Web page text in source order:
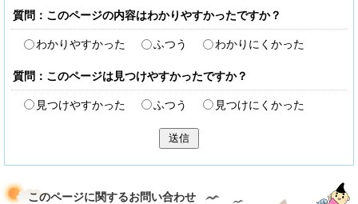
質問：このページの内容はわかりやすかったですか？
わかりやすかった ふつう わかりにくかった
質問：このページは見つけやすかったですか？
見つけやすかった ふつう 見つけにくかった
送信
このページに関するお問い合わせ